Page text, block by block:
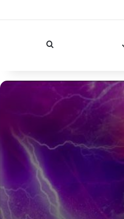
بحث عن